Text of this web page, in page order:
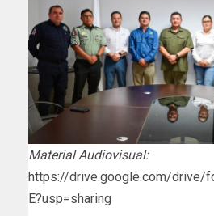
Material Audiovisual:
https://drive.google.com/drive/
E?usp=sharing